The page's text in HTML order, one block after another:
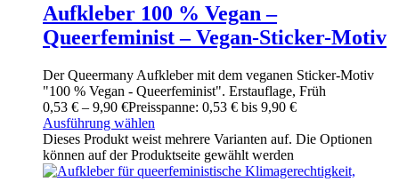
Aufkleber 100 % Vegan –
Queerfeminist – Vegan-Sticker-Motiv
Der Queermany Aufkleber mit dem veganen Sticker-Motiv
"100 % Vegan - Queerfeminist". Erstauflage, Früh
0,53 € – 9,90 €Preisspanne: 0,53 € bis 9,90 €
Ausführung wählen
Dieses Produkt weist mehrere Varianten auf. Die Optionen
können auf der Produktseite gewählt werden